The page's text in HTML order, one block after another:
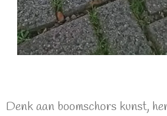
Denk aan boomschors kunst,